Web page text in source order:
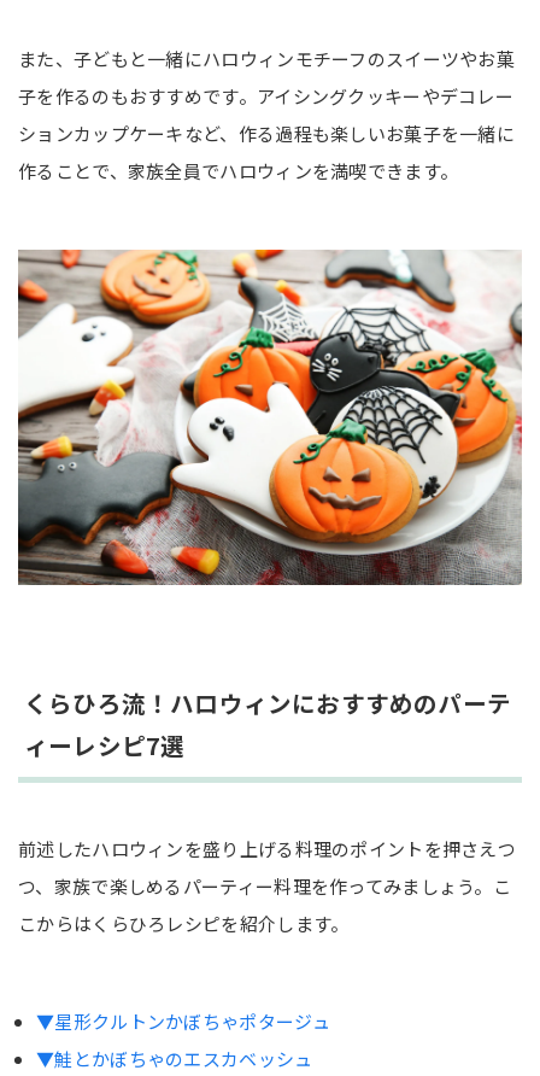
また、子どもと一緒にハロウィンモチーフのスイーツやお菓
子を作るのもおすすめです。アイシングクッキーやデコレー
ションカップケーキなど、作る過程も楽しいお菓子を一緒に
作ることで、家族全員でハロウィンを満喫できます。
くらひろ流！ハロウィンにおすすめのパーテ
ィーレシピ7選
前述したハロウィンを盛り上げる料理のポイントを押さえつ
つ、家族で楽しめるパーティー料理を作ってみましょう。こ
こからはくらひろレシピを紹介します。
▼星形クルトンかぼちゃポタージュ
▼鮭とかぼちゃのエスカベッシュ